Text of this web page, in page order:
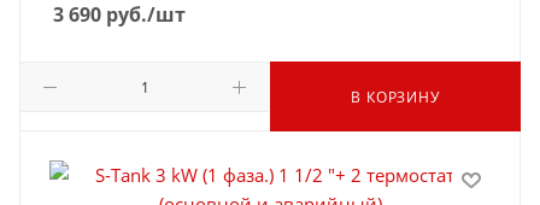
3 690 руб./шт
В КОРЗИНУ